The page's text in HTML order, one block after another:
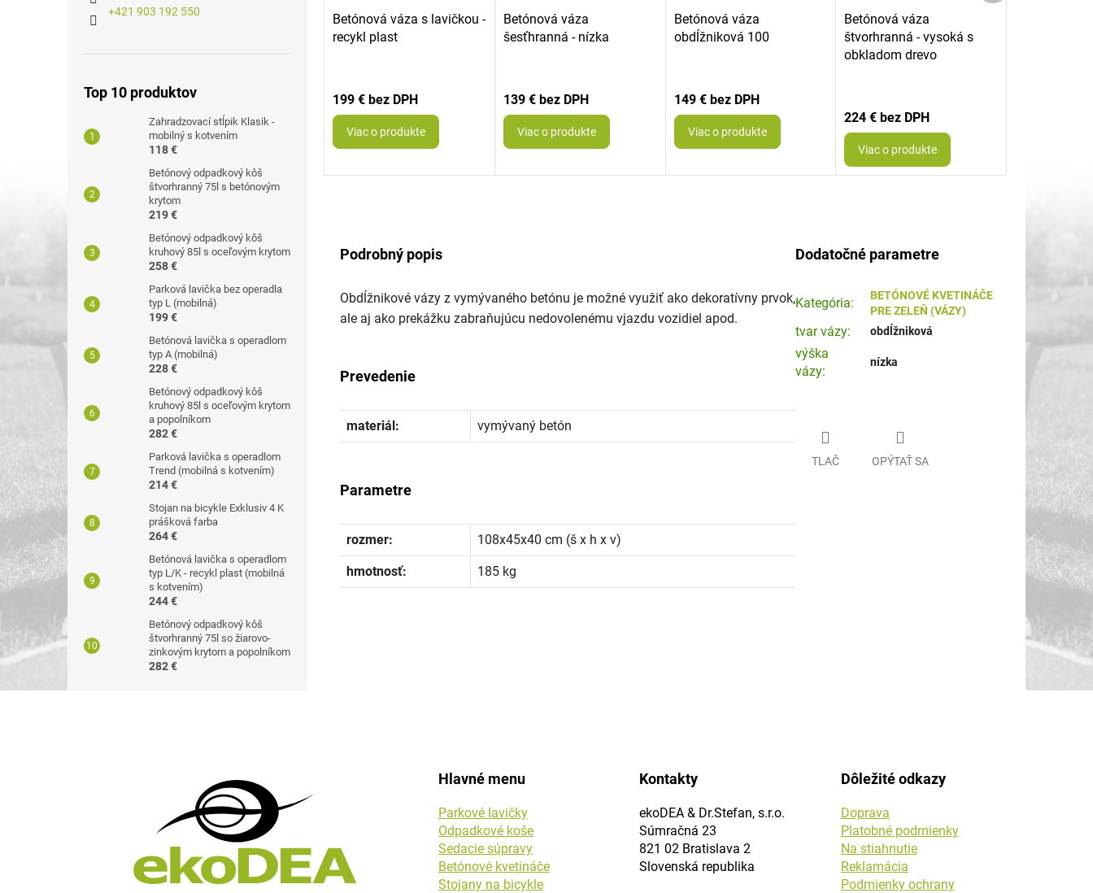
+421 903 192 550
Top 10 produktov
Zahradzovací stĺpik Klasik -
mobilný s kotvením
118 €
Betónový odpadkový kôš
štvorhranný 75l s betónovým
krytom
219 €
Betónový odpadkový kôš
kruhový 85l s oceľovým krytom
258 €
Parková lavička bez operadla
typ L (mobilná)
199 €
Betónová lavička s operadlom
typ A (mobilná)
228 €
Betónový odpadkový kôš
kruhový 85l s oceľovým krytom
a popolníkom
282 €
Parková lavička s operadlom
Trend (mobilná s kotvením)
214 €
Stojan na bicykle Exklusiv 4 K
prášková farba
264 €
Betónová lavička s operadlom
typ L/K - recykl plast (mobilná
s kotvením)
244 €
Betónový odpadkový kôš
štvorhranný 75l so žiarovo-
zinkovým krytom a popolníkom
282 €
Betónová váza s lavičkou -
recykl plast
199 €
Viac o produkte
Betónová váza
šesťhranná - nízka
139 €
Viac o produkte
Betónová váza
obdĺžniková 100
149 €
Viac o produkte
Betónová váza
štvorhranná - vysoká s
obkladom drevo
224 €
Viac o produkte
Podrobný popis
Obdĺžnikové vázy z vymývaného betónu je možné využiť ako dekoratívny prvok,
ale aj ako prekážku zabraňujúcu nedovolenému vjazdu vozidiel apod.
Prevedenie
materiál: vymývaný betón
Parametre
rozmer: 108x45x40 cm (š x h x v)
hmotnosť: 185 kg
Dodatočné parametre
Kategória:
BETÓNOVÉ KVETINÁČE
PRE ZELEŇ (VÁZY)
tvar vázy: obdĺžniková
výška
vázy:
nízka
TLAČ OPÝTAŤ SA
Hlavné menu
Parkové lavičky
Odpadkové koše
Sedacie súpravy
Betónové kvetináče
Stojany na bicykle
Kontakty
ekoDEA & Dr.Stefan, s.r.o.
Súmračná 23
821 02 Bratislava 2
Slovenská republika
Dôležité odkazy
Doprava
Platobné podmienky
Na stiahnutie
Reklamácia
Podmienky ochrany